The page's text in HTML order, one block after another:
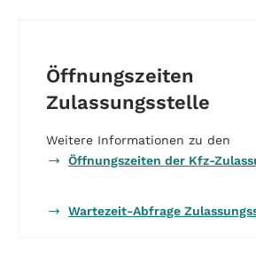
Öffnungszeiten
Zulassungsstelle
Weitere Informationen zu den
Öffnungszeiten der Kfz-
Wartezeit-Abfrage